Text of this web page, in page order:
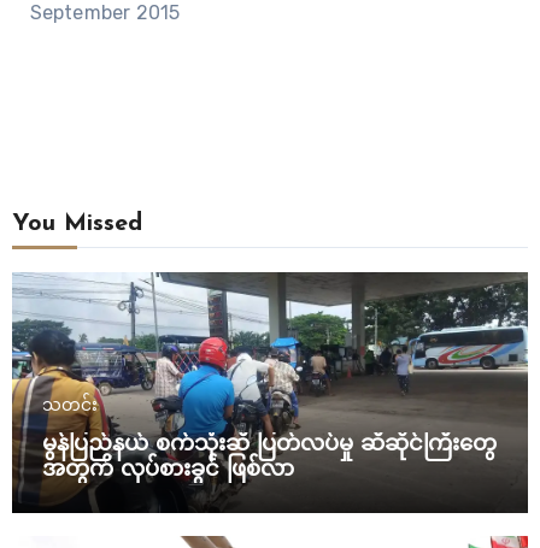
September 2015
You Missed
သတင်း
မွန်ပြည်နယ် စက်သုံးဆီ ပြတ်လပ်မှု ဆီဆိုင်ကြီးတွေ
အတွက် လုပ်စားခွင် ဖြစ်လာ